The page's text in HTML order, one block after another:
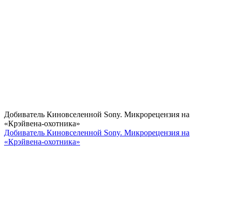
Добиватель Киновселенной Sony. Микрорецензия на
«Крэйвена-охотника»
Добиватель Киновселенной Sony. Микрорецензия на
«Крэйвена-охотника»